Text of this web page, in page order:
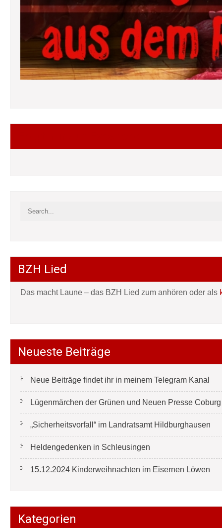
BZH Lied
Das macht Laune – das BZH Lied zum anhören oder als
Neueste Beiträge
Neue Beiträge findet ihr in meinem Telegram Kanal
Lügenmärchen der Grünen und Neuen Presse
„Sicherheitsvorfall“ im Landratsamt Hildburghausen
Heldengedenken in Schleusingen
15.12.2024 Kinderweihnachten im Eisernen Löwen
Kategorien